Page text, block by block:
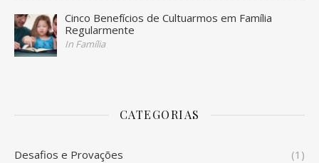
Cinco Benefícios de Cultuarmos em Família
Regularmente
In Família
CATEGORIAS
Desafios e Provações (1)